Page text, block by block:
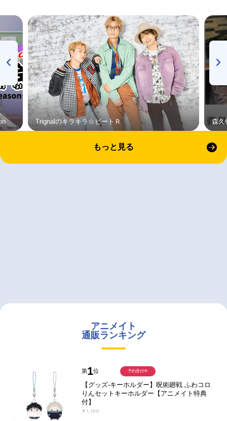
Trignalのキラキラ☆ビートＲ 森久
もっと見る
アニメイト
通販ランキング
第1位
【グッズ-キーホルダー】呪術廻戦 ふわコロ
りんセットキーホルダー【アニメイト特典
付】
￥1,100
予約受付中